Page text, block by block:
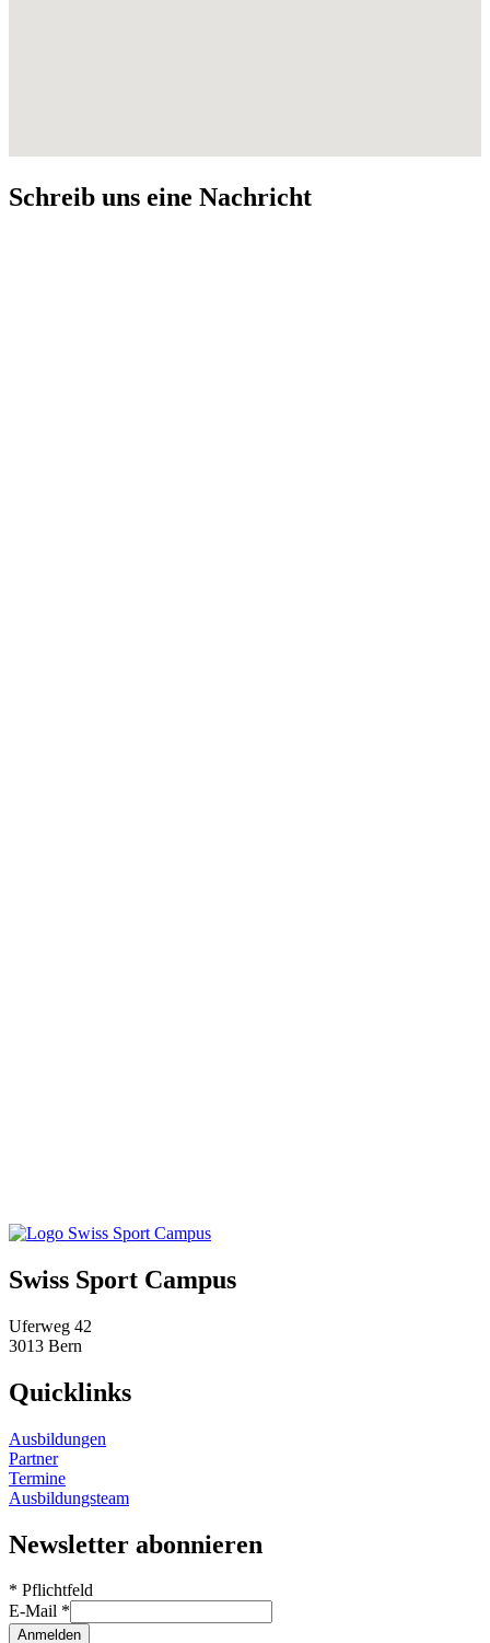
Schreib uns eine Nachricht
Swiss Sport Campus
Uferweg 42
3013 Bern
Quicklinks
Ausbildungen
Partner
Termine
Ausbildungsteam
Newsletter abonnieren
* Pflichtfeld
E-Mail *